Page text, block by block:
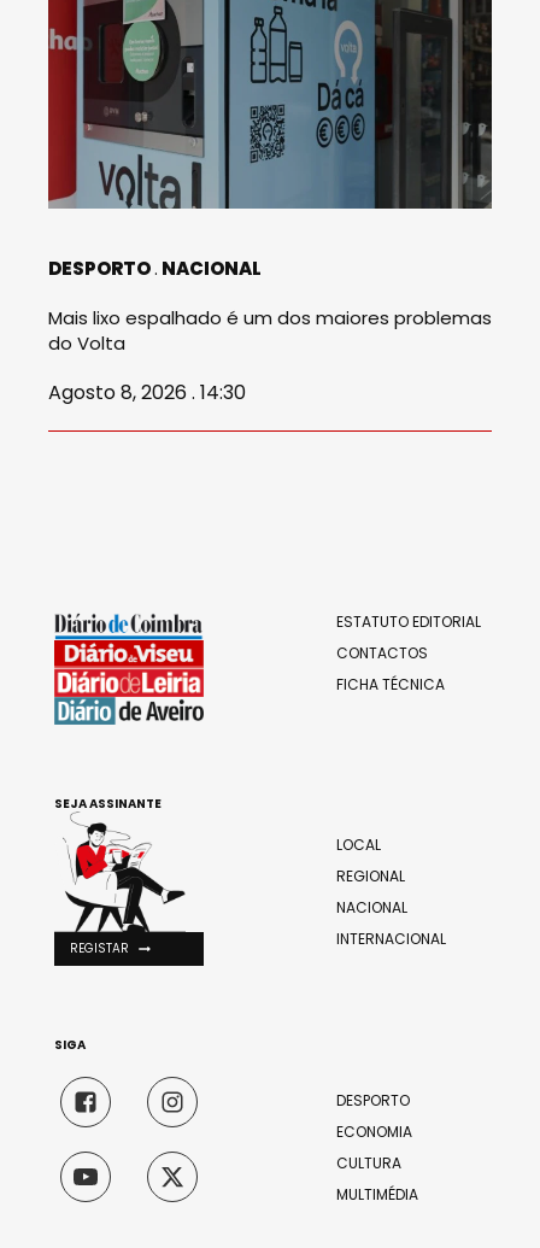
DESPORTO NACIONAL
Mais lixo espalhado é um dos maiores problemas
do Volta
Agosto 8, 2026 . 14:30
ESTATUTO EDITORIAL
CONTACTOS
FICHA TÉCNICA
LOCAL
REGIONAL
NACIONAL
INTERNACIONAL
DESPORTO
ECONOMIA
CULTURA
MULTIMÉDIA
SEJA ASSINANTE
REGISTAR
SIGA